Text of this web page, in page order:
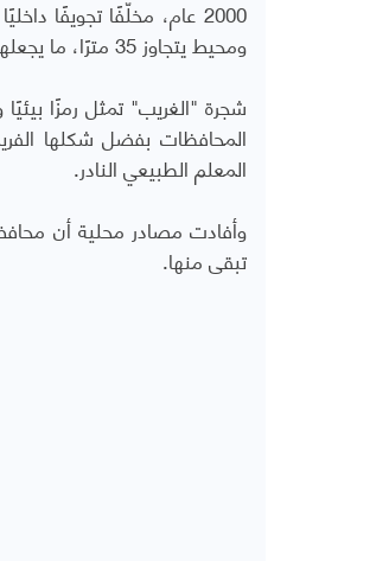
ومحيط يتجاوز 35 مترًا، ما يجعلها واحدة من أضخم الأشجار المعمرة في اليمن.
شجرة "الغريب" تمثل رمزًا
المحافظات بفضل شكلها
المعلم الطبيعي النادر.
وأفادت مصادر محلية أن
تبقى منها.